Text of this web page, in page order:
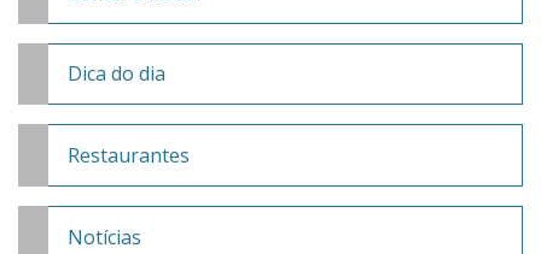
Dica do dia
Restaurantes
Notícias